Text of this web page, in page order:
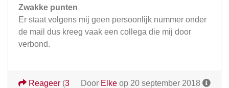
Zwakke punten
Er staat volgens mij geen persoonlijk nummer onder
de mail dus kreeg vaak een collega die mij door
verbond.
Door Elke op 20 september 2018
Reageer (3